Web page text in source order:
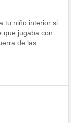
tu niño interior si
que jugaba con
de las